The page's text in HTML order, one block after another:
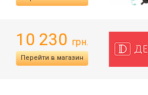
10 230 грн.
Перейти в магазин